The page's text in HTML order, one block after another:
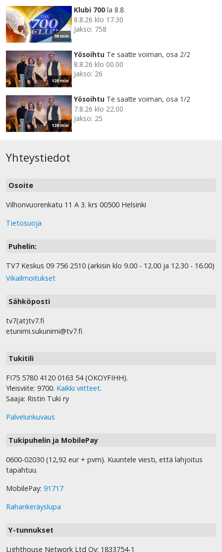
30 min
Klubi 700 la 8.8.
8.8.26 klo 17.30
Jakso: 758
120 min
Yösoihtu Te saatte voiman, osa 2/2
8.8.26 klo 00.00
Jakso: 26
120 min
Yösoihtu Te saatte voiman, osa 1/2
7.8.26 klo 22.00
Jakso: 25
Yhteystiedot
Osoite
Vilhonvuorenkatu 11 A 3. krs 00500 Helsinki
Tietosuoja
Puhelin:
TV7 Keskus 09 756 2510 (arkisin klo 9.00 - 12.00 ja 12.30 - 16.00)
Vikailmoitukset
Sähköposti
tv7(at)tv7.fi
etunimi.sukunimi@tv7.fi
Tukitili
FI75 5780 4120 0163 54 (OKOYFIHH).
Yleisviite: 9700. Kaikki viitteet.
Saaja: Ristin Tuki ry
Palvelunkuvaus
Tukipuhelin ja MobilePay
0600-02030 (12,92 eur + pvm). Kuuntele viesti, että lahjoitus
tapahtuu.
MobilePay: 91717
Rahankeräyslupa
Y-tunnukset
Lighthouse Network Ltd Oy: 1833754-1